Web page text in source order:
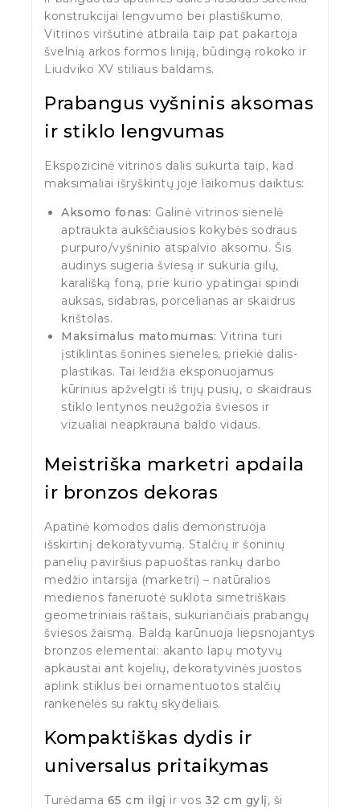
konstrukcijai lengvumo bei plastiškumo.
Vitrinos viršutinė atbraila taip pat pakartoja
švelnią arkos formos liniją, būdingą rokoko ir
Liudviko XV stiliaus baldams.
Prabangus vyšninis aksomas
ir stiklo lengvumas
Ekspozicinė vitrinos dalis sukurta taip, kad
maksimaliai išryškintų joje laikomus daiktus:
Aksomo fonas: Galinė vitrinos sienelė
aptraukta aukščiausios kokybės sodraus
purpuro/vyšninio atspalvio aksomu. Šis
audinys sugeria šviesą ir sukuria gilų,
karališką foną, prie kurio ypatingai spindi
auksas, sidabras, porcelianas ar skaidrus
krištolas.
Maksimalus matomumas: Vitrina turi
įstiklintas šonines sieneles, priekiė dalis-
plastikas. Tai leidžia eksponuojamus
kūrinius apžvelgti iš trijų pusių, o skaidraus
stiklo lentynos neužgožia šviesos ir
vizualiai neapkrauna baldo vidaus.
Meistriška marketri apdaila
ir bronzos dekoras
Apatinė komodos dalis demonstruoja
išskirtinį dekoratyvumą. Stalčių ir šoninių
panelių paviršius papuoštas rankų darbo
medžio intarsija (marketri) – natūralios
medienos faneruotė suklota simetriškais
geometriniais raštais, sukuriančiais prabangų
šviesos žaismą. Baldą karūnuoja liepsnojantys
bronzos elementai: akanto lapų motyvų
apkaustai ant kojelių, dekoratyvinės juostos
aplink stiklus bei ornamentuotos stalčių
rankenėlės su raktų skydeliais.
Kompaktiškas dydis ir
universalus pritaikymas
Turėdama 65 cm ilgį ir vos 32 cm gylį, ši